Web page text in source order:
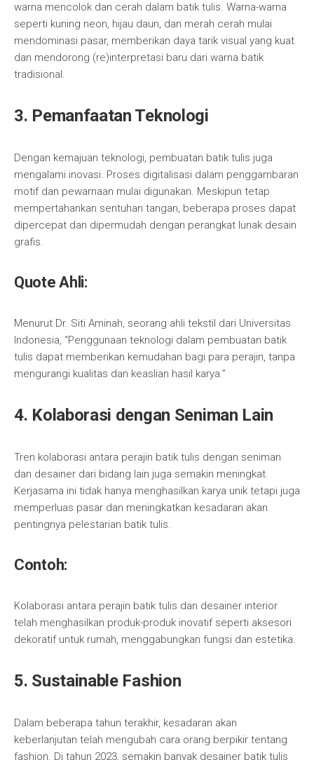
warna mencolok dan cerah dalam batik tulis. Warna-warna
seperti kuning neon, hijau daun, dan merah cerah mulai
mendominasi pasar, memberikan daya tarik visual yang kuat
dan mendorong (re)interpretasi baru dari warna batik
tradisional.
3. Pemanfaatan Teknologi
Dengan kemajuan teknologi, pembuatan batik tulis juga
mengalami inovasi. Proses digitalisasi dalam penggambaran
motif dan pewarnaan mulai digunakan. Meskipun tetap
mempertahankan sentuhan tangan, beberapa proses dapat
dipercepat dan dipermudah dengan perangkat lunak desain
grafis.
Quote Ahli:
Menurut Dr. Siti Aminah, seorang ahli tekstil dari Universitas
Indonesia, “Penggunaan teknologi dalam pembuatan batik
tulis dapat memberikan kemudahan bagi para perajin, tanpa
mengurangi kualitas dan keaslian hasil karya.”
4. Kolaborasi dengan Seniman Lain
Tren kolaborasi antara perajin batik tulis dengan seniman
dan desainer dari bidang lain juga semakin meningkat.
Kerjasama ini tidak hanya menghasilkan karya unik tetapi juga
memperluas pasar dan meningkatkan kesadaran akan
pentingnya pelestarian batik tulis.
Contoh:
Kolaborasi antara perajin batik tulis dan desainer interior
telah menghasilkan produk-produk inovatif seperti aksesori
dekoratif untuk rumah, menggabungkan fungsi dan estetika.
5. Sustainable Fashion
Dalam beberapa tahun terakhir, kesadaran akan
keberlanjutan telah mengubah cara orang berpikir tentang
fashion. Di tahun 2023, semakin banyak desainer batik tulis